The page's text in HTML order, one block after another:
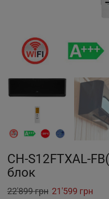
CH-S12FTXAL-
блок
22'899грн Original
21'599 грн